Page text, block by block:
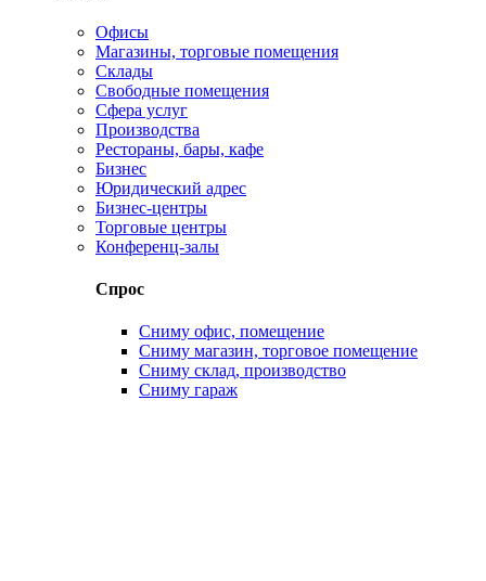
Офисы
Магазины, торговые помещения
Склады
Свободные помещения
Сфера услуг
Производства
Рестораны, бары, кафе
Бизнес
Юридический адрес
Бизнес-центры
Торговые центры
Конференц-залы
Спрос
Сниму офис, помещение
Сниму магазин, торговое помещение
Сниму склад, производство
Сниму гараж